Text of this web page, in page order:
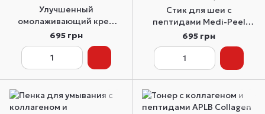
Улучшенный
омолаживающий крем
для упругости кожи Medi-
Peel Peptide 9 Volume Tox
Cream PRO 50 мл
695 грн
Стик для шеи с
пептидами Medi-Peel
Premium Peptide Naite
1000 Shot Neck Stick 20 гр
695 грн